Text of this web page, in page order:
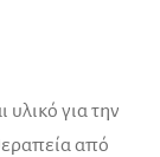
για την
από